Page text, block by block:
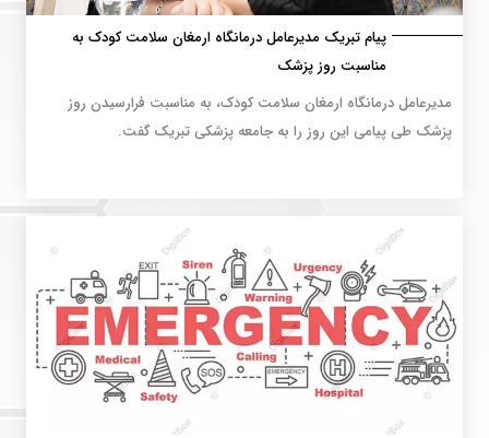
پیام تبریک مدیرعامل درمانگاه ارمغان سلامت کودک به
مناسبت روز پزشک
مدیرعامل درمانگاه ارمغان سلامت کودک، به مناسبت فرارسیدن روز
پزشک طی پیامی این روز را به جامعه پزشکی تبریک گفت.